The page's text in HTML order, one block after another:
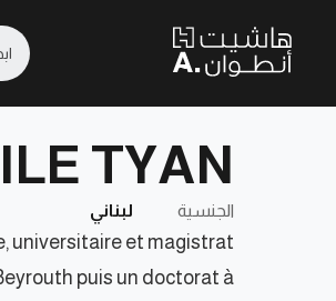
TYAN
الجنسية لبناني
universitaire et magistrat
puis un doctorat à